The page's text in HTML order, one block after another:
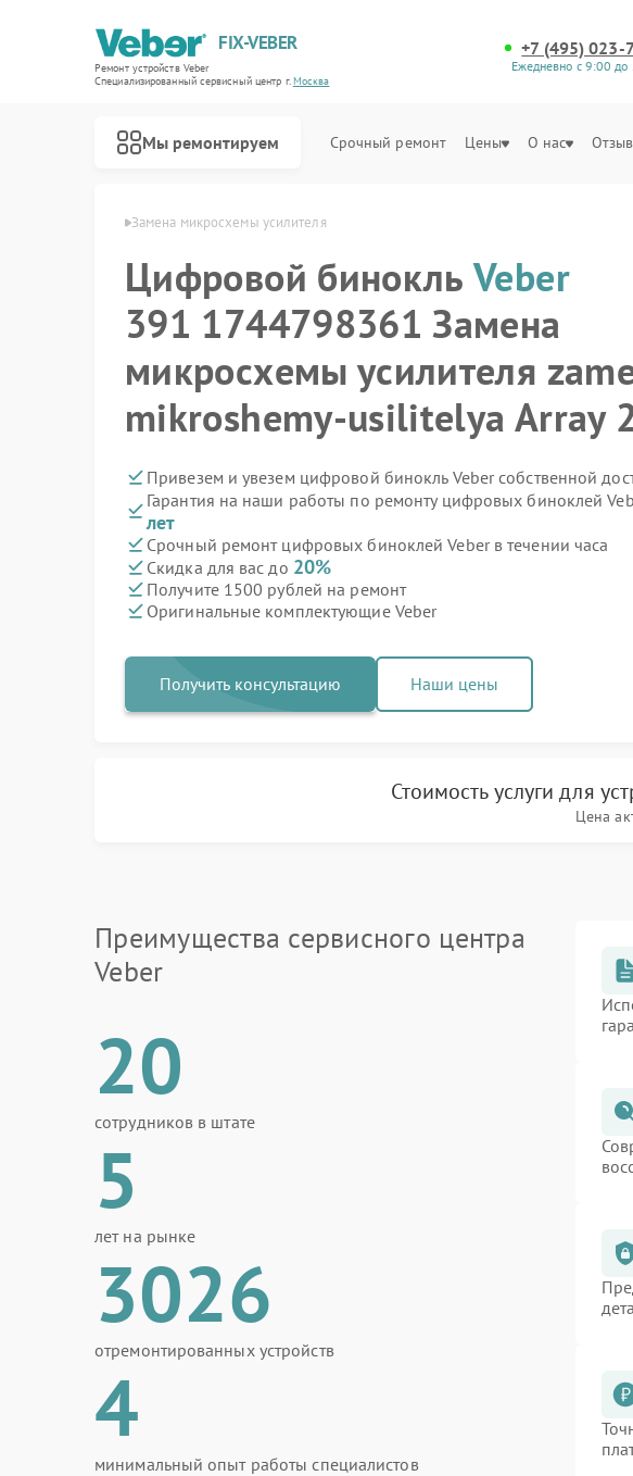
FIX-VEBER
Ремонт устройств Veber
Специализированный cервисный центр г.Москва
+7 (495) 023-
Ежедневно с 9:00 до
Мы ремонтируем Срочный ремонт Цены О нас
Замена микросхемы усилителя
Цифровой бинокльVeber
391 1744798361 Замена
микросхемы усилителя
mikroshemy-usilitelya Array
Привезем и увезем цифровой бинокль Veber собственной
Гарантия на наши работы по ремонту цифровых биноклей
лет
Срочный ремонт цифровых биноклей Veber в течении часа
Скидка для вас до 20%
Получите 1500 рублей на ремонт
Оригинальные комплектующие Veber
Получить консультацию Наши цены
Стоимость услугидля
Цена
Преимущества сервисного центра
Veber
20
сотрудников в штате
5
лет на рынке
3026
отремонтированных устройств
4
минимальный опыт работы специалистов